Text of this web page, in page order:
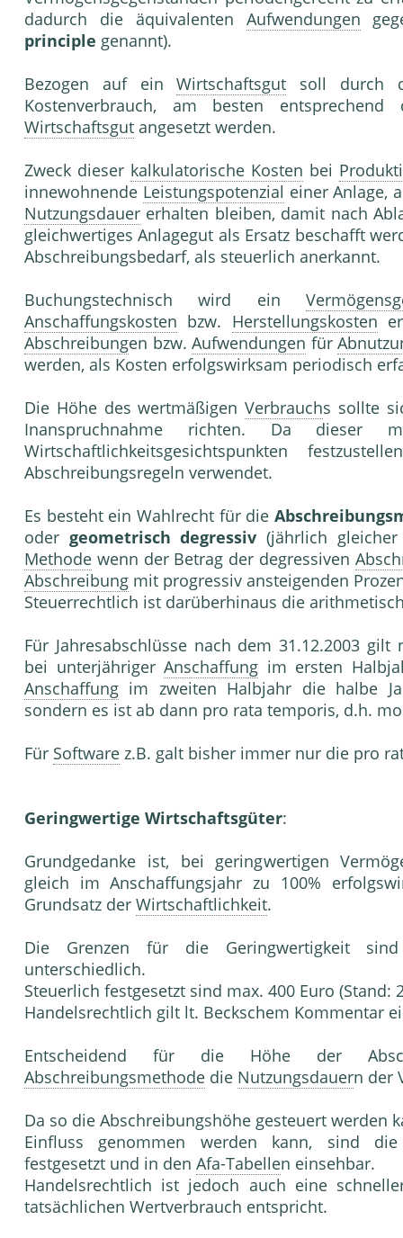
dadurch die äquivalenten Aufwendungen
principle genannt).
Bezogen auf einWirtschaftsgut soll durch
Kostenverbrauch, am besten
Wirtschaftsgut angesetzt werden.
Zweck dieser kalkulatorische Kosten bei
innewohnende Leistungspotenzial einer Anlage,
Nutzungsdauer erhalten bleiben, damit nach
gleichwertiges Anlagegut als Ersatz beschafft
Abschreibungsbedarf, als steuerlich anerkannt.
Buchungstechnisch wird ein
Anschaffungskosten bzw. Herstellungskosten
Abschreibungen bzw. Aufwendungen für
werden, als Kosten erfolgswirksam periodisch
Die Höhe des wertmäßigenVerbrauchs sollte
Inanspruchnahme richten. Da dieser
Wirtschaftlichkeitsgesichtspunkten
Abschreibungsregeln verwendet.
Es besteht ein Wahlrecht für die
oder geometrisch degressiv (jährlich
Methode wenn der Betrag der degressiven
Abschreibung mit progressiv ansteigenden
Steuerrechtlich ist darüberhinaus die
Für Jahresabschlüsse nach dem 31.12.2003
bei unterjähriger Anschaffung im ersten
Anschaffung im zweiten Halbjahr die halbe
sondern es ist ab dann pro rata temporis, d.h.
Für Software z.B. galt bisher immer nur die pro
Geringwertige Wirtschaftsgüter:
Grundgedanke ist, bei geringwertigen
gleich im Anschaffungsjahr zu 100%
Grundsatz der Wirtschaftlichkeit.
Die Grenzen für die Geringwertigkeit
unterschiedlich.
Steuerlich festgesetzt sind max. 400 Euro (Stand:
Handelsrechtlich gilt lt. Beckschem Kommentar
Entscheidend für die Höhe der
Abschreibungsmethode die Nutzungsdauern der
Da so die Abschreibungshöhe gesteuert werden
Einfluss genommen werden kann, sind
festgesetzt und in den Afa-Tabellen einsehbar.
Handelsrechtlich ist jedoch auch eine
tatsächlichen Wertverbrauch entspricht.